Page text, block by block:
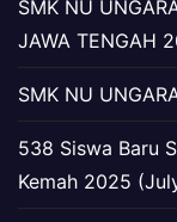
SMK NU
JAWA TENGAH
SMK NU
538 Siswa Baru
Kemah 2025